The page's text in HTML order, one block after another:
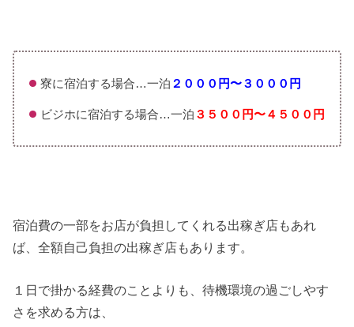
寮に宿泊する場合…一泊 ２０００円〜３０００円
ビジホに宿泊する場合…一泊 ３５００円〜４５００円
宿泊費の一部をお店が負担してくれる出稼ぎ店もあれ
ば、全額自己負担の出稼ぎ店もあります。
１日で掛かる経費のことよりも、待機環境の過ごしやす
さを求める方は、